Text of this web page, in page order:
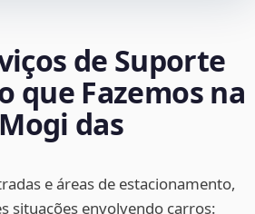
de Suporte
que Fazemos na
das
e áreas de estacionamento,
situações envolvendo carros: